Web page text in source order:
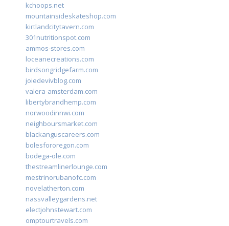
kchoops.net
mountainsideskateshop.com
kirtlandcitytavern.com
301nutritionspot.com
ammos-stores.com
loceanecreations.com
birdsongridgefarm.com
joiedevivblog.com
valera-amsterdam.com
libertybrandhemp.com
norwoodinnwi.com
neighboursmarket.com
blackanguscareers.com
bolesfororegon.com
bodega-ole.com
thestreamlinerlounge.com
mestrinorubanofc.com
novelatherton.com
nassvalleygardens.net
electjohnstewart.com
omptourtravels.com